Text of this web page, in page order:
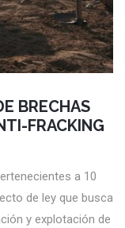
BRECHAS
FRACKING
a 10
de ley que busca
y explotación de